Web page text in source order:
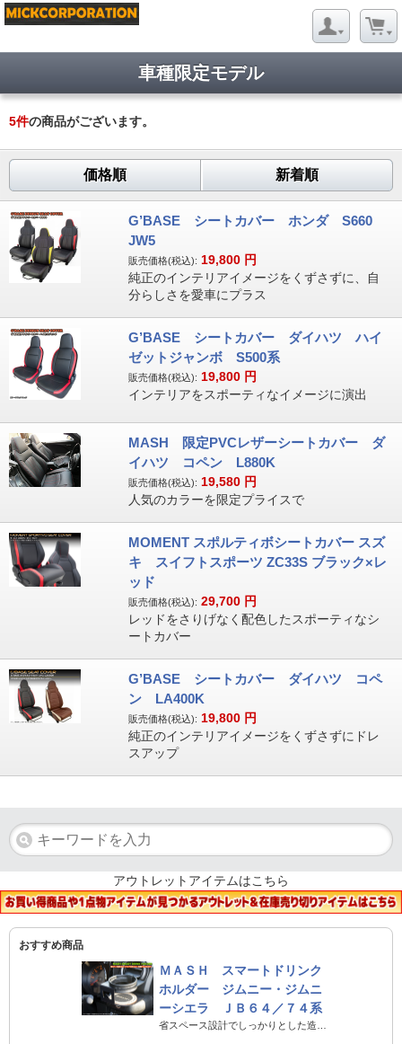
車種限定モデル
5件の商品がございます。
価格順 新着順
G’BASE シートカバー ホンダ S660
JW5
販売価格(税込): 19,800 円
純正のインテリアイメージをくずさずに、自
分らしさを愛車にプラス
G’BASE シートカバー ダイハツ ハイ
ゼットジャンボ S500系
販売価格(税込): 19,800 円
インテリアをスポーティなイメージに演出
MASH 限定PVCレザーシートカバー ダ
イハツ コペン L880K
販売価格(税込): 19,580 円
人気のカラーを限定プライスで
MOMENT スポルティボシートカバー スズ
キ スイフトスポーツ ZC33S ブラック×レ
ッド
販売価格(税込): 29,700 円
レッドをさりげなく配色したスポーティなシ
ートカバー
G’BASE シートカバー ダイハツ コペ
ン LA400K
販売価格(税込): 19,800 円
純正のインテリアイメージをくずさずにドレ
スアップ
アウトレットアイテムはこちら
おすすめ商品
ＭＡＳＨ スマートドリンク
ホルダー ジムニー・ジムニ
ーシエラ ＪＢ６４／７４系